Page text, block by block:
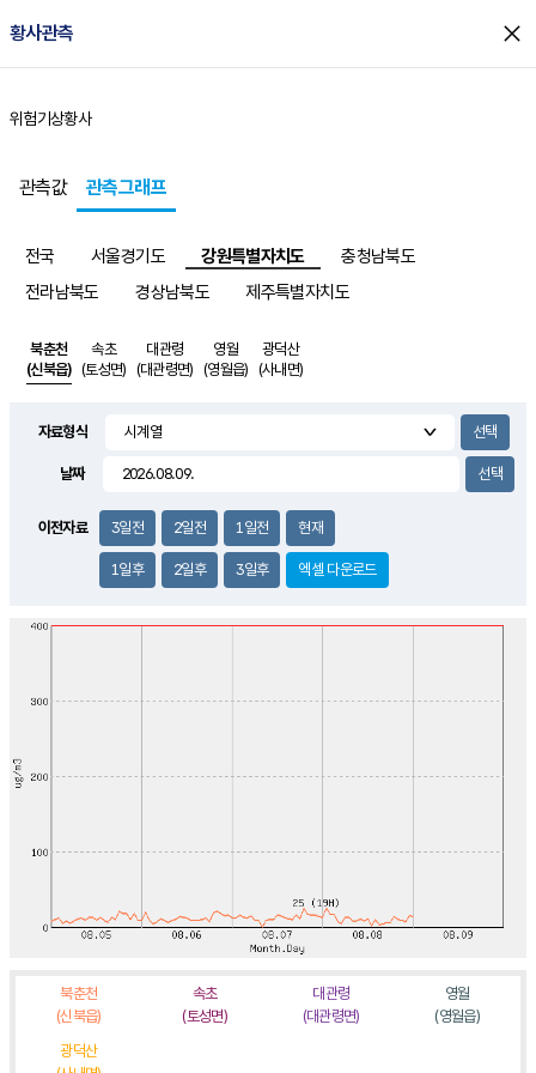
황사관측 close
홈
위험기상황사
관측값 관측그래프
전국 서울경기도 강원특별자치도
충청남북도
전라남북도
경상남북도 제주특별자치도
북춘천
(신북읍)
속초
(토성면)
대관령
(대관령면)
영월
(영월읍)
광덕산
(사내면)
자료형식
날짜
이전자료 3일전 2일전 1일전 현재
1일후 2일후 3일후 엑셀 다운로드
북춘천
(신북읍)
속초
(토성면)
대관령
(대관령면)
영월
(영월읍)
광덕산